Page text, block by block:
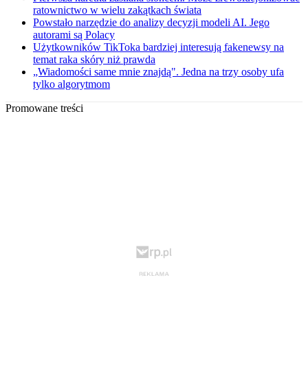
ratownictwo w wielu zakątkach świata
Powstało narzędzie do analizy decyzji modeli AI. Jego
autorami są Polacy
Użytkowników TikToka bardziej interesują fakenewsy na
temat raka skóry niż prawda
„Wiadomości same mnie znajdą". Jedna na trzy osoby ufa
tylko algorytmom
Promowane treści